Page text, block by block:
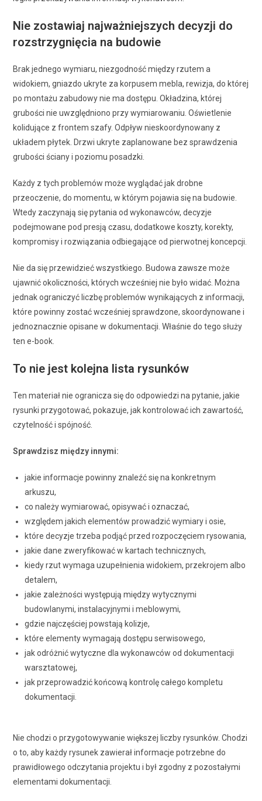
Nie zostawiaj najważniejszych decyzji do
rozstrzygnięcia na budowie
Brak jednego wymiaru, niezgodność między rzutem a
widokiem, gniazdo ukryte za korpusem mebla, rewizja, do której
po montażu zabudowy nie ma dostępu. Okładzina, której
grubości nie uwzględniono przy wymiarowaniu. Oświetlenie
kolidujące z frontem szafy. Odpływ nieskoordynowany z
układem płytek. Drzwi ukryte zaplanowane bez sprawdzenia
grubości ściany i poziomu posadzki.
Każdy z tych problemów może wyglądać jak drobne
przeoczenie, do momentu, w którym pojawia się na budowie.
Wtedy zaczynają się pytania od wykonawców, decyzje
podejmowane pod presją czasu, dodatkowe koszty, korekty,
kompromisy i rozwiązania odbiegające od pierwotnej koncepcji.
Nie da się przewidzieć wszystkiego. Budowa zawsze może
ujawnić okoliczności, których wcześniej nie było widać. Można
jednak ograniczyć liczbę problemów wynikających z informacji,
które powinny zostać wcześniej sprawdzone, skoordynowane i
jednoznacznie opisane w dokumentacji. Właśnie do tego służy
ten e-book.
To nie jest kolejna lista rysunków
Ten materiał nie ogranicza się do odpowiedzi na pytanie, jakie
rysunki przygotować, pokazuje, jak kontrolować ich zawartość,
czytelność i spójność.
Sprawdzisz między innymi:
jakie informacje powinny znaleźć się na konkretnym
arkuszu,
co należy wymiarować, opisywać i oznaczać,
względem jakich elementów prowadzić wymiary i osie,
które decyzje trzeba podjąć przed rozpoczęciem rysowania,
jakie dane zweryfikować w kartach technicznych,
kiedy rzut wymaga uzupełnienia widokiem, przekrojem albo
detalem,
jakie zależności występują między wytycznymi
budowlanymi, instalacyjnymi i meblowymi,
gdzie najczęściej powstają kolizje,
które elementy wymagają dostępu serwisowego,
jak odróżnić wytyczne dla wykonawców od dokumentacji
warsztatowej,
jak przeprowadzić końcową kontrolę całego kompletu
dokumentacji.
Nie chodzi o przygotowywanie większej liczby rysunków. Chodzi
o to, aby każdy rysunek zawierał informacje potrzebne do
prawidłowego odczytania projektu i był zgodny z pozostałymi
elementami dokumentacji.